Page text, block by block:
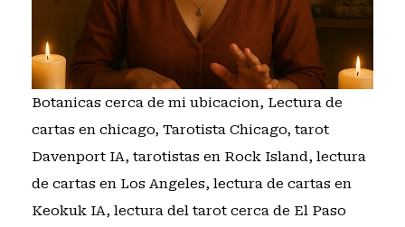
Botanicas cerca de mi ubicacion, Lectura de
cartas en chicago, Tarotista Chicago, tarot
Davenport IA, tarotistas en Rock Island, lectura
de cartas en Los Angeles, lectura de cartas en
Keokuk IA, lectura del tarot cerca de El Paso